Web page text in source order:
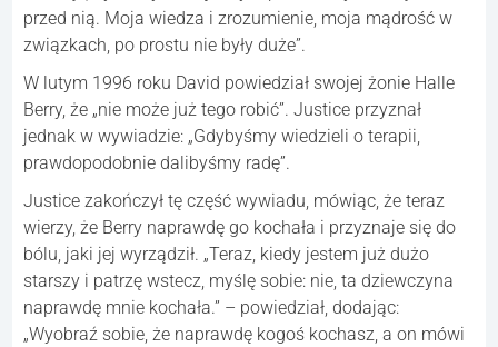
przed nią. Moja wiedza i zrozumienie, moja mądrość w
związkach, po prostu nie były duże”.
W lutym 1996 roku David powiedział swojej żonie Halle
Berry, że „nie może już tego robić”. Justice przyznał
jednak w wywiadzie: „Gdybyśmy wiedzieli o terapii,
prawdopodobnie dalibyśmy radę”.
Justice zakończył tę część wywiadu, mówiąc, że teraz
wierzy, że Berry naprawdę go kochała i przyznaje się do
bólu, jaki jej wyrządził. „Teraz, kiedy jestem już dużo
starszy i patrzę wstecz, myślę sobie: nie, ta dziewczyna
naprawdę mnie kochała.” – powiedział, dodając:
„Wyobraź sobie, że naprawdę kogoś kochasz, a on mówi